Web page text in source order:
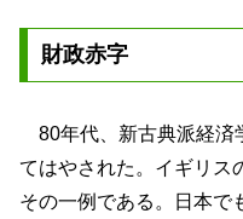
財政赤字
80年代、新古典派経済
てはやされた。イギリス
その一例である。日本で